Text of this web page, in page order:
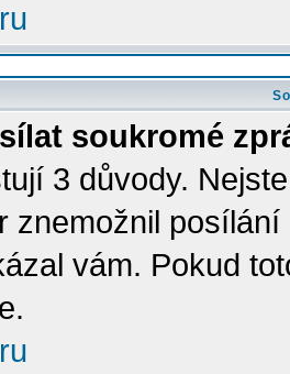
soukromé
3 důvody.
znemožnil
vám. Pokud